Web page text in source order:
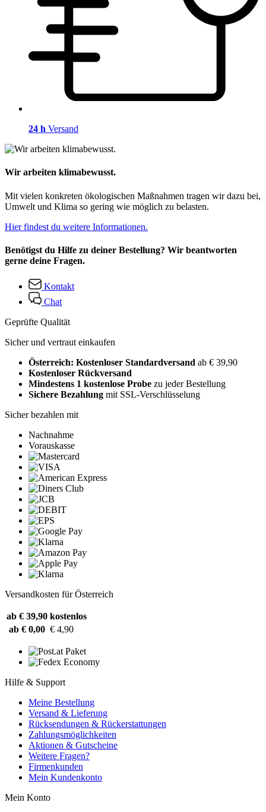
24 h Versand
Wir arbeiten klimabewusst.
Mit vielen konkreten ökologischen Maßnahmen tragen wir dazu bei,
Umwelt und Klima so gering wie möglich zu belasten.
Hier findest du weitere Informationen.
Benötigst du Hilfe zu deiner Bestellung? Wir beantworten
gerne deine Fragen.
Kontakt
Chat
Geprüfte Qualität
Sicher und vertraut einkaufen
Österreich: Kostenloser Standardversand ab € 39,90
Kostenloser Rückversand
Mindestens 1 kostenlose Probe zu jeder Bestellung
Sichere Bezahlung mit SSL-Verschlüsselung
Sicher bezahlen mit
Nachnahme
Vorauskasse
Versandkosten für Österreich
ab € 39,90 kostenlos
ab € 0,00 € 4,90
Hilfe & Support
Meine Bestellung
Versand & Lieferung
Rücksendungen & Rückerstattungen
Zahlungsmöglichkeiten
Aktionen & Gutscheine
Weitere Fragen?
Firmenkunden
Mein Kundenkonto
Mein Konto